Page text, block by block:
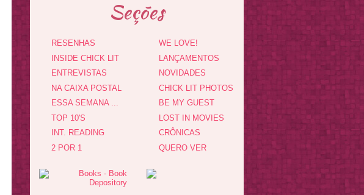
Seções
RESENHAS
INSIDE CHICK LIT
ENTREVISTAS
NA CAIXA POSTAL
ESSA SEMANA ...
TOP 10'S
INT. READING
2 POR 1
WE LOVE!
LANÇAMENTOS
NOVIDADES
CHICK LIT PHOTOS
BE MY GUEST
LOST IN MOVIES
CRÔNICAS
QUERO VER